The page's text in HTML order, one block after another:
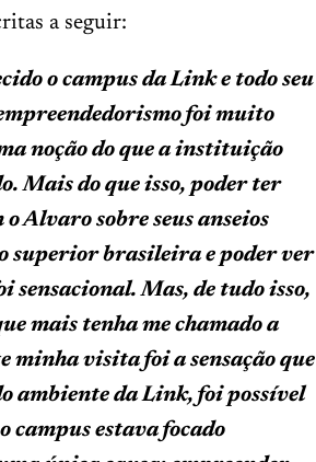
a seguir:
o campus da Link e todo seu
foi muito
noção do que a instituição
Mais do que isso, poder ter
o Alvaro sobre seus anseios
superior brasileira e poder ver
sensacional. Mas, de tudo isso,
mais tenha me chamado a
minha visita foi a sensação que
ambiente da Link, foi possível
campus estava focado